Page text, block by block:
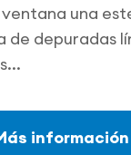
una
de depuradas
información